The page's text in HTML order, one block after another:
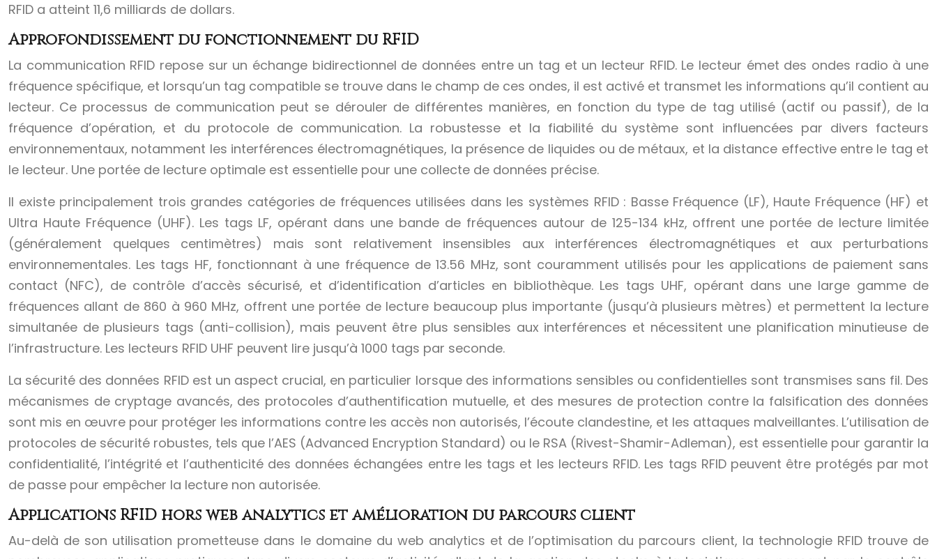
RFID a atteint 11,6 milliards de dollars.
Approfondissement du fonctionnement du RFID
La communication RFID repose sur un échange bidirectionnel de données entre un tag et un lecteur RFID. Le lecteur émet des ondes radio à une
fréquence spécifique, et lorsqu’un tag compatible se trouve dans le champ de ces ondes, il est activé et transmet les informations qu’il contient au
lecteur. Ce processus de communication peut se dérouler de différentes manières, en fonction du type de tag utilisé (actif ou passif), de la
fréquence d’opération, et du protocole de communication. La robustesse et la fiabilité du système sont influencées par divers facteurs
environnementaux, notamment les interférences électromagnétiques, la présence de liquides ou de métaux, et la distance effective entre le tag et
le lecteur. Une portée de lecture optimale est essentielle pour une collecte de données précise.
Il existe principalement trois grandes catégories de fréquences utilisées dans les systèmes RFID : Basse Fréquence (LF), Haute Fréquence (HF) et
Ultra Haute Fréquence (UHF). Les tags LF, opérant dans une bande de fréquences autour de 125-134 kHz, offrent une portée de lecture limitée
(généralement quelques centimètres) mais sont relativement insensibles aux interférences électromagnétiques et aux perturbations
environnementales. Les tags HF, fonctionnant à une fréquence de 13.56 MHz, sont couramment utilisés pour les applications de paiement sans
contact (NFC), de contrôle d’accès sécurisé, et d’identification d’articles en bibliothèque. Les tags UHF, opérant dans une large gamme de
fréquences allant de 860 à 960 MHz, offrent une portée de lecture beaucoup plus importante (jusqu’à plusieurs mètres) et permettent la lecture
simultanée de plusieurs tags (anti-collision), mais peuvent être plus sensibles aux interférences et nécessitent une planification minutieuse de
l’infrastructure. Les lecteurs RFID UHF peuvent lire jusqu’à 1000 tags par seconde.
La sécurité des données RFID est un aspect crucial, en particulier lorsque des informations sensibles ou confidentielles sont transmises sans fil. Des
mécanismes de cryptage avancés, des protocoles d’authentification mutuelle, et des mesures de protection contre la falsification des données
sont mis en œuvre pour protéger les informations contre les accès non autorisés, l’écoute clandestine, et les attaques malveillantes. L’utilisation de
protocoles de sécurité robustes, tels que l’AES (Advanced Encryption Standard) ou le RSA (Rivest-Shamir-Adleman), est essentielle pour garantir la
confidentialité, l’intégrité et l’authenticité des données échangées entre les tags et les lecteurs RFID. Les tags RFID peuvent être protégés par mot
de passe pour empêcher la lecture non autorisée.
Applications RFID hors web analytics et amélioration du parcours client
Au-delà de son utilisation prometteuse dans le domaine du web analytics et de l’optimisation du parcours client, la technologie RFID trouve de